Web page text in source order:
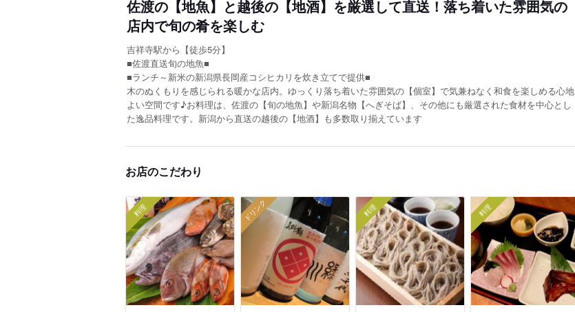
佐渡の【地魚】と越後の【地酒】を厳選して直送！落ち着いた雰囲気の
店内で旬の肴を楽しむ
吉祥寺駅から【徒歩5分】
■佐渡直送旬の地魚■
■ランチ～新米の新潟県長岡産コシヒカリを炊き立てで提供■
木のぬくもりを感じられる暖かな店内。ゆっくり落ち着いた雰囲気の【個室】で気兼ねなく和食を楽しめる心地
よい空間です♪お料理は、佐渡の【旬の地魚】や新潟名物【へぎそば】、その他にも厳選された食材を中心とし
た逸品料理です。新潟から直送の越後の【地酒】も多数取り揃えています
お店のこだわり
料理 ドリンク 料理 料理